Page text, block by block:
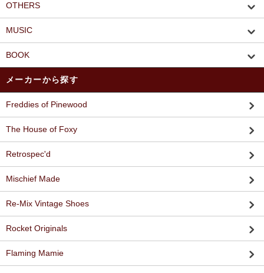
OTHERS
MUSIC
BOOK
メーカーから探す
Freddies of Pinewood
The House of Foxy
Retrospec'd
Mischief Made
Re-Mix Vintage Shoes
Rocket Originals
Flaming Mamie